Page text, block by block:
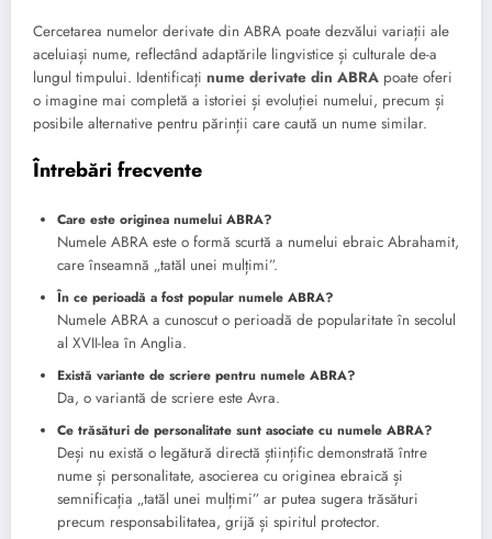
Cercetarea numelor derivate din ABRA poate dezvălui variații ale
aceluiași nume, reflectând adaptările lingvistice și culturale de-a
lungul timpului. Identificați nume derivate din ABRA poate oferi
o imagine mai completă a istoriei și evoluției numelui, precum și
posibile alternative pentru părinții care caută un nume similar.
Întrebări frecvente
Care este originea numelui ABRA?
Numele ABRA este o formă scurtă a numelui ebraic Abrahamit,
care înseamnă „tatăl unei mulțimi”.
În ce perioadă a fost popular numele ABRA?
Numele ABRA a cunoscut o perioadă de popularitate în secolul
al XVII-lea în Anglia.
Există variante de scriere pentru numele ABRA?
Da, o variantă de scriere este Avra.
Ce trăsături de personalitate sunt asociate cu numele ABRA?
Deși nu există o legătură directă științific demonstrată între
nume și personalitate, asocierea cu originea ebraică și
semnificația „tatăl unei mulțimi” ar putea sugera trăsături
precum responsabilitatea, grijă și spiritul protector.